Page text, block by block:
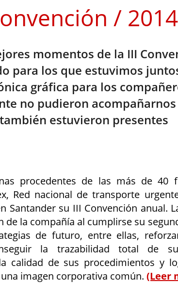
/ 2014
momentos de la III
para los que estuvimos
gráfica para los
no pudieron
estuvieron presentes
procedentes de las más de 40
Red nacional de transporte
Santander su III Convención anual.
de la compañía al cumplirse su
de futuro, entre ellas,
la trazabilidad total de
calidad de sus procedimientos y
imagen corporativa común. (Leer